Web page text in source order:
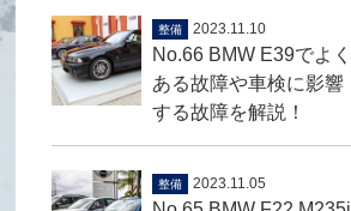
整備 2023.11.10
No.66 BMW E39でよく
ある故障や車検に影響
する故障を解説！
整備 2023.11.05